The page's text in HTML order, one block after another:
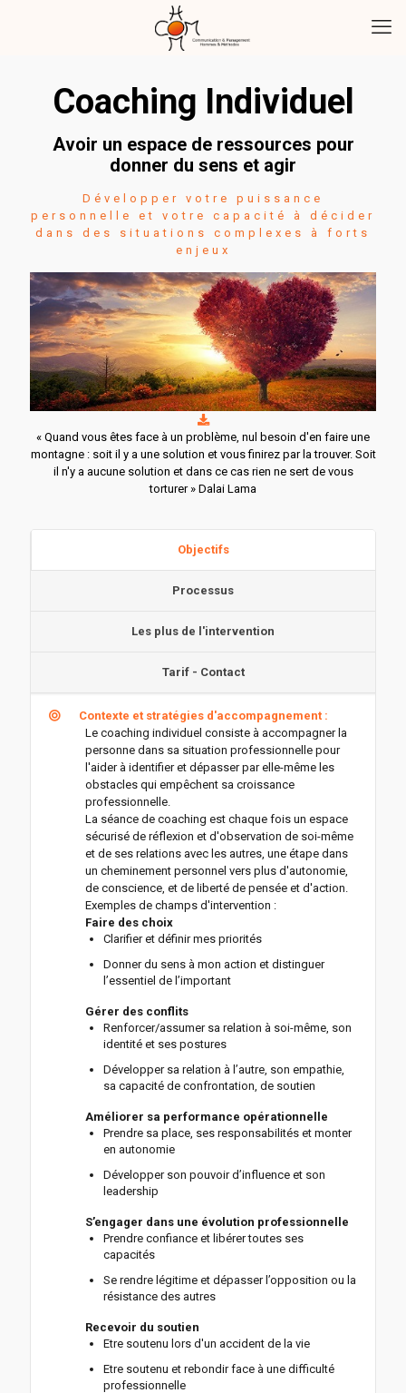
Coaching Individuel
Avoir un espace de ressources pour
donner du sens et agir
Développer votre puissance
personnelle et votre capacité à décider
dans des situations complexes à forts
enjeux
« Quand vous êtes face à un problème, nul besoin d'en faire une
montagne : soit il y a une solution et vous finirez par la trouver. Soit
il n'y a aucune solution et dans ce cas rien ne sert de vous
torturer » Dalai Lama
Objectifs
Processus
Les plus de l'intervention
Tarif - Contact
Contexte et stratégies d'accompagnement :
Le coaching individuel consiste à accompagner la
personne dans sa situation professionnelle pour
l'aider à identifier et dépasser par elle-même les
obstacles qui empêchent sa croissance
professionnelle.
La séance de coaching est chaque fois un espace
sécurisé de réflexion et d'observation de soi-même
et de ses relations avec les autres, une étape dans
un cheminement personnel vers plus d'autonomie,
de conscience, et de liberté de pensée et d'action.
Exemples de champs d'intervention :
Faire des choix
Clarifier et définir mes priorités
Donner du sens à mon action et distinguer
l’essentiel de l’important
Gérer des conflits
Renforcer/assumer sa relation à soi-même, son
identité et ses postures
Développer sa relation à l’autre, son empathie,
sa capacité de confrontation, de soutien
Améliorer sa performance opérationnelle
Prendre sa place, ses responsabilités et monter
en autonomie
Développer son pouvoir d’influence et son
leadership
S’engager dans une évolution professionnelle
Prendre confiance et libérer toutes ses
capacités
Se rendre légitime et dépasser l’opposition ou la
résistance des autres
Recevoir du soutien
Etre soutenu lors d'un accident de la vie
Etre soutenu et rebondir face à une difficulté
professionnelle